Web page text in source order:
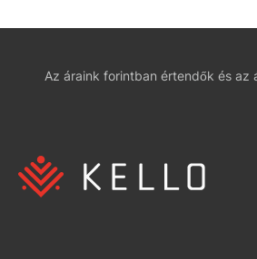
Az áraink forintban értendők és az